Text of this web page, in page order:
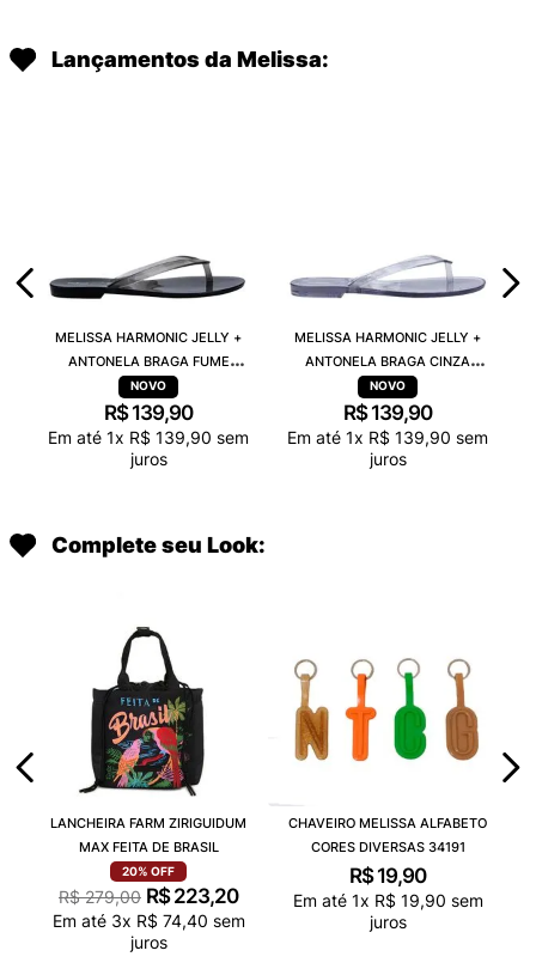
Lançamentos da Melissa:
MELISSA HARMONIC JELLY +
ANTONELA BRAGA FUME
TRANSPARENTE 38263
R$ 139,90
Em até 1x R$ 139,90 sem
juros
MELISSA HARMONIC JELLY +
ANTONELA BRAGA CINZA
TRANSPARENTE 38263
R$ 139,90
Em até 1x R$ 139,90 sem
juros
Complete seu Look:
LANCHEIRA FARM ZIRIGUIDUM
MAX FEITA DE BRASIL
20% OFF
R$ 279,00 R$ 223,20
Em até 3x R$ 74,40 sem
juros
CHAVEIRO MELISSA ALFABETO
CORES DIVERSAS 34191
R$ 19,90
Em até 1x R$ 19,90 sem
juros